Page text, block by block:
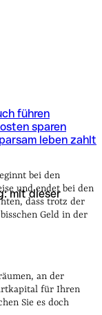
führen
sparen
leben zahlt
mit dieser
sparen
leben zahlt
bei den
und endet bei den
dass trotz der
Geld in der
an der
für Ihren
Sie es doch